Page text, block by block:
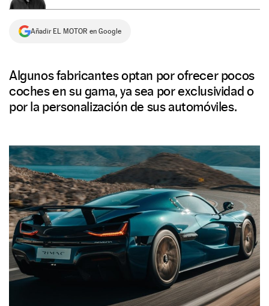
Añadir EL MOTOR en Google
Algunos fabricantes optan por ofrecer pocos
coches en su gama, ya sea por exclusividad o
por la personalización de sus automóviles.